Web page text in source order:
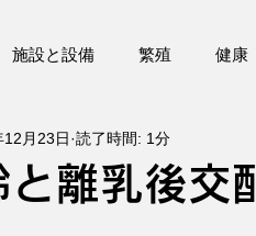
施設と設備 繁殖 健康
と離乳後交
12月23日 読了時間: 1分